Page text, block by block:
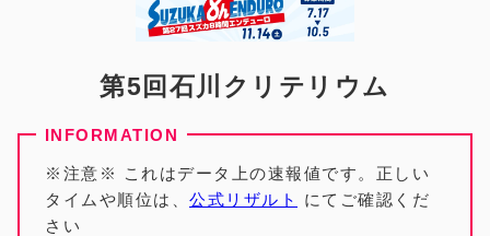
第5回石川クリテリウム
※注意※ これはデータ上の速報値です。正しい
タイムや順位は、 公式リザルト
にてご確認くだ
さい